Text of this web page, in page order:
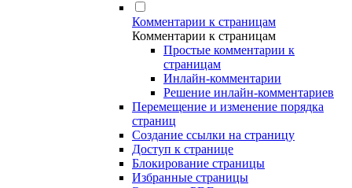
Комментарии к страницам
Комментарии к страницам
Простые комментарии к
страницам
Инлайн-комментарии
Решение инлайн-комментариев
Перемещение и изменение порядка
страниц
Создание ссылки на страницу
Доступ к странице
Блокирование страницы
Избранные страницы